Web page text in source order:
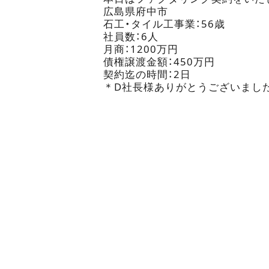
広島県府中市
石工・タイル工事業：56歳
社員数：6人
月商：1200万円
債権譲渡金額：450万円
契約迄の時間：2日
＊D社長様ありがとうございまし